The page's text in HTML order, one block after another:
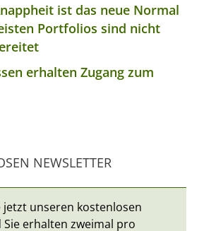
ist das neue Normal
Portfolios sind nicht
erhalten Zugang zum
NEWSLETTER
jetzt unseren kostenlosen
erhalten zweimal pro